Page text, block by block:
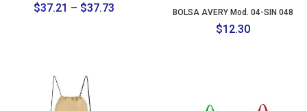
$37.21 – $37.73Price
BOLSA AVERY Mod. 04-SIN 048
$12.30